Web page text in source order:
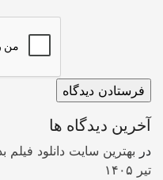
آخرین دیدگاه ها
در بهترین سایت دانلود فیلم
تیر ۱۴۰۵